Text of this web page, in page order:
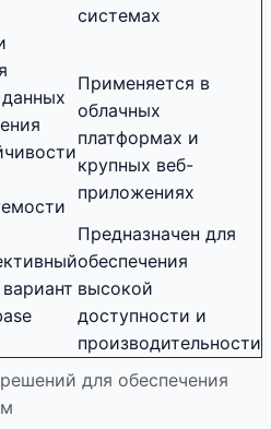
для обеспечения
системах
Применяется в
облачных
платформах и
крупных веб-
приложениях
Предназначен для
обеспечения
высокой
доступности и
производительности